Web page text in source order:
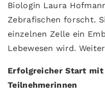
Biologin Laura
Zebrafischen forscht.
einzelnen Zelle ein
Lebewesen wird.
Erfolgreicher Start
Teilnehmerinnen